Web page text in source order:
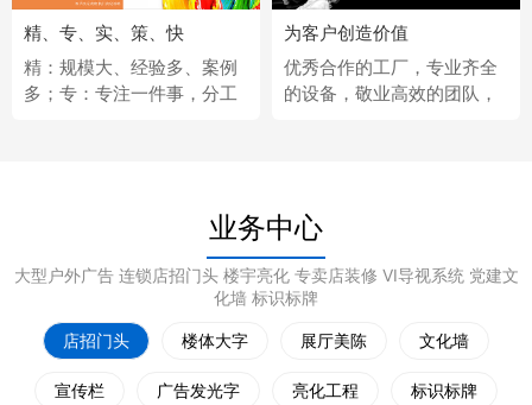
精、专、实、策、快
精：规模大、经验多、案例
多；专：专注一件事，分工
为客户创造价值
优秀合作的工厂，专业齐全
的设备，敬业高效的团队，
业务中心
大型户外广告 连锁店招门头 楼宇亮化 专卖店装修 VI导视系统 党建文
化墙 标识标牌
店招门头 楼体大字 展厅美陈 文化墙
宣传栏 广告发光字 亮化工程 标识标牌